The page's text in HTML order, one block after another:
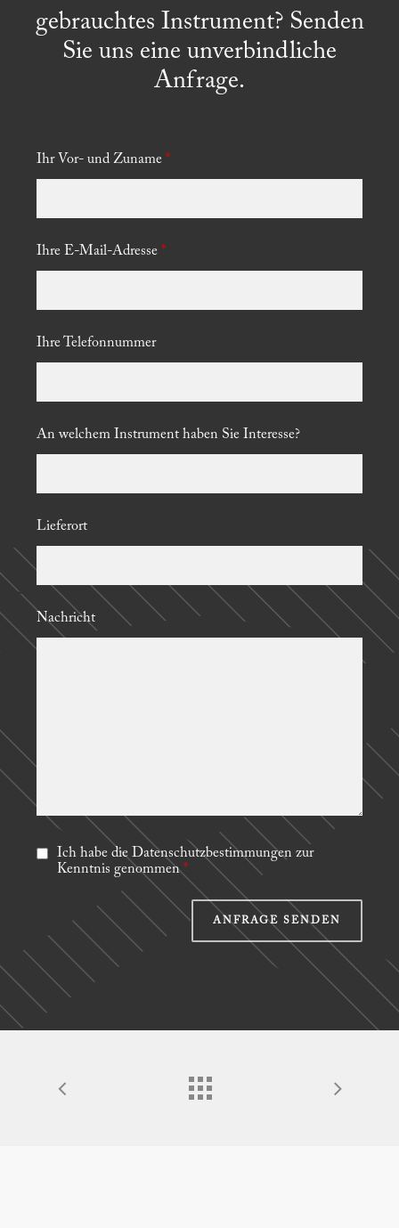
gebrauchtes Instrument? Senden
Sie uns eine unverbindliche
Anfrage.
Ihr Vor- und Zuname *
Ihre E-Mail-Adresse *
Ihre Telefonnummer
An welchem Instrument haben Sie Interesse?
Lieferort
Nachricht
Ich habe die Datenschutzbestimmungen zur
Kenntnis genommen*